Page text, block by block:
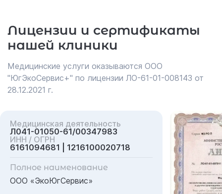
Лицензии и сертификаты
нашей клиники
Медицинские услуги оказываются ООО
"ЮгЭкоСервис+" по лицензии ЛО-61-01-008143 от
28.12.2021 г.
Медицинская деятельность
Л041-01050-61/00347983
ИНН / ОГРН
6161094681 | 1216100020718
Полное наименование
ООО «ЭкоЮгСервис»